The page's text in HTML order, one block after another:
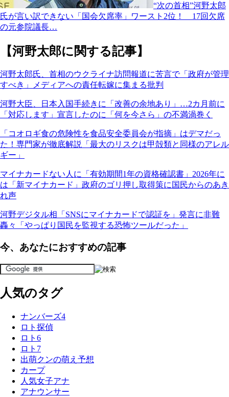
“次の首相”河野太郎
氏が言い訳できない「国会欠席率」ワースト2位！ 17回欠席
の元参院議長…
【河野太郎に関する記事】
河野太郎氏、首相のウクライナ訪問報道に苦言で「政府が管理
すべき」メディアへの責任転嫁に集まる批判
河野大臣、日本入国手続きに「改善の余地あり」…2カ月前に
「対応します」宣言したのに「何を今さら」の不満渦巻く
「コオロギ食の危険性を食品安全委員会が指摘」はデマだっ
た！専門家が徹底解説「最大のリスクは甲殻類と同様のアレル
ギー」
マイナカードない人に「有効期間1年の資格確認書」2026年に
は「新マイナカード」政府のゴリ押し取得策に国民からのあき
れ声
河野デジタル相「SNSにマイナカードで認証を」発言に非難
轟々「やっぱり国民を監視する恐怖ツールだった」
今、あなたにおすすめの記事
人気のタグ
ナンバーズ4
ロト探偵
ロト6
ロト7
出萌クンの萌え予想
カープ
人気女子アナ
アナウンサー